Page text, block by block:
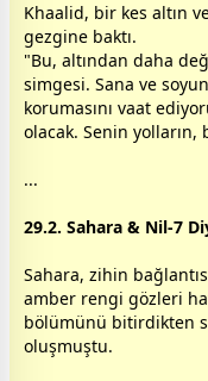
Khaalid, bir kes altın
gezgine baktı.
"Bu, altından daha
simgesi. Sana ve
korumasını vaat
olacak. Senin yolların,
...
29.2. Sahara & Nil-7
Sahara, zihin
amber rengi gözleri
bölümünü bitirdikten
oluşmuştu.